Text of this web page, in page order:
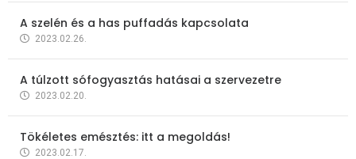
A szelén és a has puffadás kapcsolata
2023.02.26.
A túlzott sófogyasztás hatásai a szervezetre
2023.02.20.
Tökéletes emésztés: itt a megoldás!
2023.02.17.